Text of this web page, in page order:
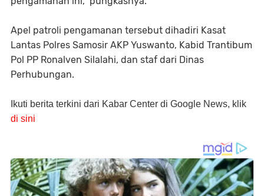
Apel patroli pengamanan tersebut dihadiri Kasat
Lantas Polres Samosir AKP Yuswanto, Kabid Trantibum
Pol PP Ronalven Silalahi, dan staf dari Dinas
Perhubungan.
Ikuti berita terkini dari Kabar Center di Google News, klik
di sini